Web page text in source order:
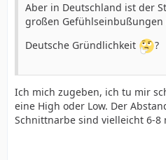
Aber in Deutschland ist der
großen
Deutsche Gründlichkeit
?
Ich mich zugeben, ich tu mir
eine High oder Low. Der
Schnittnarbe sind vielleicht 6-